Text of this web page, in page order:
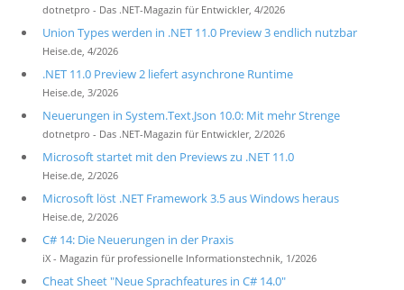
dotnetpro - Das .NET-Magazin für Entwickler, 4/2026
Union Types werden in .NET 11.0 Preview 3 endlich nutzbar
Heise.de, 4/2026
.NET 11.0 Preview 2 liefert asynchrone Runtime
Heise.de, 3/2026
Neuerungen in System.Text.Json 10.0: Mit mehr Strenge
dotnetpro - Das .NET-Magazin für Entwickler, 2/2026
Microsoft startet mit den Previews zu .NET 11.0
Heise.de, 2/2026
Microsoft löst .NET Framework 3.5 aus Windows heraus
Heise.de, 2/2026
C# 14: Die Neuerungen in der Praxis
iX - Magazin für professionelle Informationstechnik, 1/2026
Cheat Sheet "Neue Sprachfeatures in C# 14.0"